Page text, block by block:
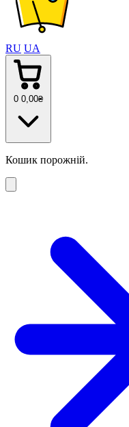
RU UA
0 0 ,00₴
Кошик порожній.